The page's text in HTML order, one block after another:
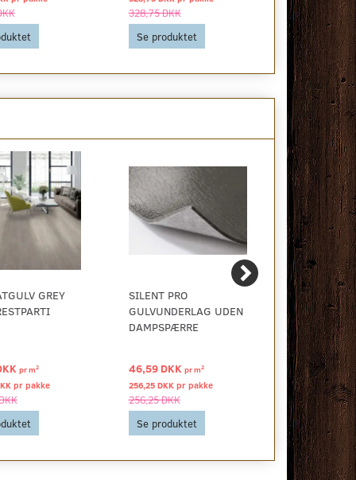
328,75 DKK
Se produktet
515,00 DKK
Se
GREY
prm2
prpakke
SILENT PRO
GULVUNDERLAG UDEN
DAMPSPÆRRE
46,59 DKK prm2
256,25 DKK pr pakke
256,25 DKK
Se produktet
BONUS
LYS EG -
65,00 DKK
Se